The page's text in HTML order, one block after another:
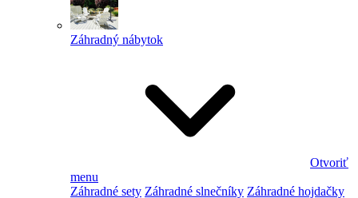
Záhradný nábytok
Otvoriť
menu
Záhradné sety Záhradné slnečníky Záhradné hojdačky